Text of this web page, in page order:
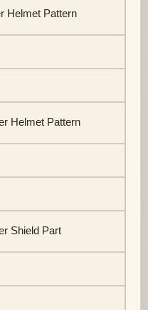
Helmet Pattern
Helmet Pattern
Shield Part